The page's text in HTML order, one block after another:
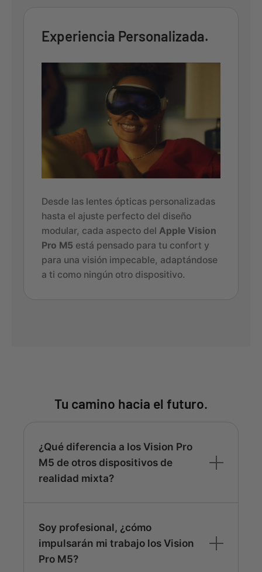
Experiencia Personalizada.
Desde las lentes ópticas personalizadas
hasta el ajuste perfecto del diseño
modular, cada aspecto del Apple Vision
Pro M5 está pensado para tu confort y
para una visión impecable, adaptándose
a ti como ningún otro dispositivo.
Tu camino hacia el futuro.
¿Qué diferencia a los Vision Pro
M5 de otros dispositivos de
realidad mixta?
Soy profesional, ¿cómo
impulsarán mi trabajo los Vision
Pro M5?